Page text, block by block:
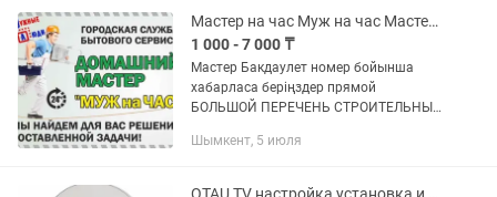
Мастер на час Муж на час Мастер на все руки Мастер Домашний
1 000 - 7 000 ₸
Мастер Бакдаулет номер бойынша
хабарласа беріңздер прямой
БОЛЬШОЙ ПЕРЕЧЕНЬ СТРОИТЕЛЬНЫХ
ПЛОТНИКА -Замена сердцевин -Замена
-Ремонт...
Шымкент, 5 июля